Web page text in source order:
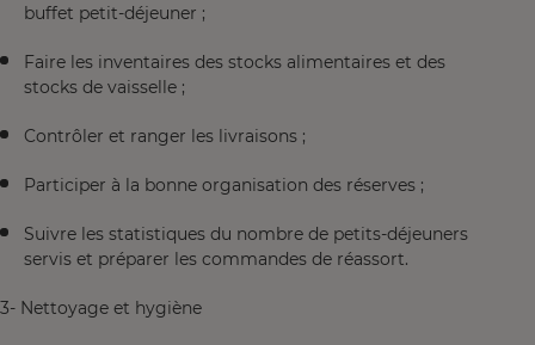
buffet petit-déjeuner ;
Faire les inventaires des stocks alimentaires et des
stocks de vaisselle ;
Contrôler et ranger les livraisons ;
Participer à la bonne organisation des réserves ;
Suivre les statistiques du nombre de petits-déjeuners
servis et préparer les commandes de réassort.
3- Nettoyage et hygiène